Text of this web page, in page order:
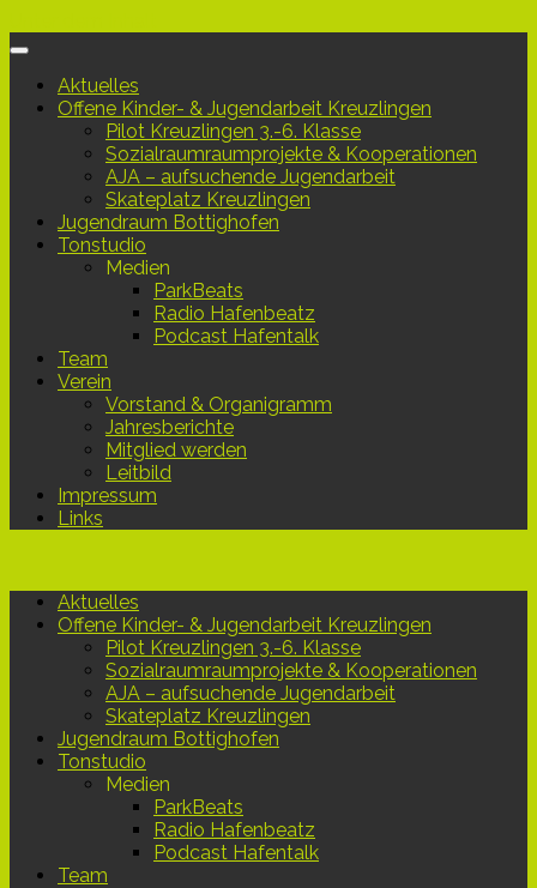
Aktuelles
Offene Kinder- & Jugendarbeit Kreuzlingen
Pilot Kreuzlingen 3.-6. Klasse
Sozialraumraumprojekte & Kooperationen
AJA – aufsuchende Jugendarbeit
Skateplatz Kreuzlingen
Jugendraum Bottighofen
Tonstudio
Medien
ParkBeats
Radio Hafenbeatz
Podcast Hafentalk
Team
Verein
Vorstand & Organigramm
Jahresberichte
Mitglied werden
Leitbild
Impressum
Links
Aktuelles
Offene Kinder- & Jugendarbeit Kreuzlingen
Pilot Kreuzlingen 3.-6. Klasse
Sozialraumraumprojekte & Kooperationen
AJA – aufsuchende Jugendarbeit
Skateplatz Kreuzlingen
Jugendraum Bottighofen
Tonstudio
Medien
ParkBeats
Radio Hafenbeatz
Podcast Hafentalk
Team